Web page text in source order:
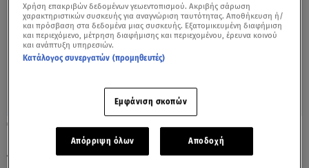
Καλλιόπη Μπεζαντέ: Απέδειξα σε αυτούς
που με υποτιμούσαν ότι τα κατάφερα
Χρήση επακριβών δεδομένων γεωεντοπισμού. Ακριβής σάρωση
χαρακτηριστικών συσκευής για αναγνώριση ταυτότητας. Αποθήκευση ή/
και πρόσβαση στα δεδομένα μιας συσκευής. Εξατομικευμένη διαφήμιση
και περιεχόμενο, μέτρηση διαφήμισης και περιεχομένου, έρευνα κοινού
και ανάπτυξη υπηρεσιών.
Κατάλογος συνεργατών (προμηθευτές)
Εμφάνιση σκοπών
Απόρριψη όλων Αποδοχή